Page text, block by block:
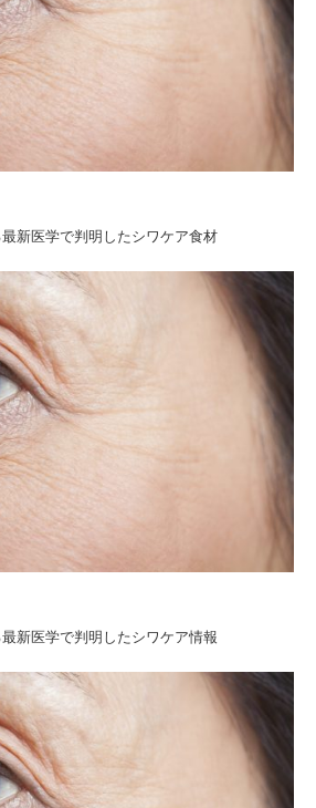
新医学で判明したシワケア食材
新医学で判明したシワケア情報